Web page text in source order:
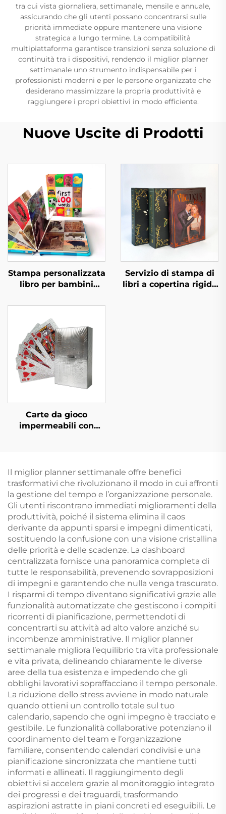
tra cui vista giornaliera, settimanale, mensile e annuale,
assicurando che gli utenti possano concentrarsi sulle
priorità immediate oppure mantenere una visione
strategica a lungo termine. La compatibilità
multipiattaforma garantisce transizioni senza soluzione di
continuità tra i dispositivi, rendendo il miglior planner
settimanale uno strumento indispensabile per i
professionisti moderni e per le persone organizzate che
desiderano massimizzare la propria produttività e
raggiungere i propri obiettivi in modo efficiente.
Nuove Uscite di Prodotti
Stampa personalizzata
libro per bambini
parole educative libro
cartonato copertina
rigida
Servizio di stampa di
libri a copertina rigida
Carte da gioco
impermeabili con
plastica, carte da
poker personalizzate
Il miglior planner settimanale offre benefici
trasformativi che rivoluzionano il modo in cui affronti
la gestione del tempo e l’organizzazione personale.
Gli utenti riscontrano immediati miglioramenti della
produttività, poiché il sistema elimina il caos
derivante da appunti sparsi e impegni dimenticati,
sostituendo la confusione con una visione cristallina
delle priorità e delle scadenze. La dashboard
centralizzata fornisce una panoramica completa di
tutte le responsabilità, prevenendo sovrapposizioni
di impegni e garantendo che nulla venga trascurato.
I risparmi di tempo diventano significativi grazie alle
funzionalità automatizzate che gestiscono i compiti
ricorrenti di pianificazione, permettendoti di
concentrarti su attività ad alto valore anziché su
incombenze amministrative. Il miglior planner
settimanale migliora l’equilibrio tra vita professionale
e vita privata, delineando chiaramente le diverse
aree della tua esistenza e impedendo che gli
obblighi lavorativi sopraffacciano il tempo personale.
La riduzione dello stress avviene in modo naturale
quando ottieni un controllo totale sul tuo
calendario, sapendo che ogni impegno è tracciato e
gestibile. Le funzionalità collaborative potenziano il
coordinamento del team e l’organizzazione
familiare, consentendo calendari condivisi e una
pianificazione sincronizzata che mantiene tutti
informati e allineati. Il raggiungimento degli
obiettivi si accelera grazie al monitoraggio integrato
dei progressi e dei traguardi, trasformando
aspirazioni astratte in piani concreti ed eseguibili. Le